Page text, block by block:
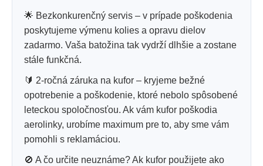
🌟 Bezkonkurenčný servis – v prípade poškodenia
poskytujeme výmenu kolies a opravu dielov
zadarmo. Vaša batožina tak vydrží dlhšie a zostane
stále funkčná.
🔰 2-ročná záruka na kufor – kryjeme bežné
opotrebenie a poškodenie, ktoré nebolo spôsobené
leteckou spoločnosťou. Ak vám kufor poškodia
aerolinky, urobíme maximum pre to, aby sme vám
pomohli s reklamáciou.
🚫 A čo určite neuznáme? Ak kufor použijete ako